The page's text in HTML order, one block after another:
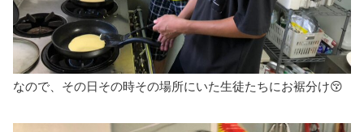
なので、その日その時その場所にいた生徒たちにお裾分け😚